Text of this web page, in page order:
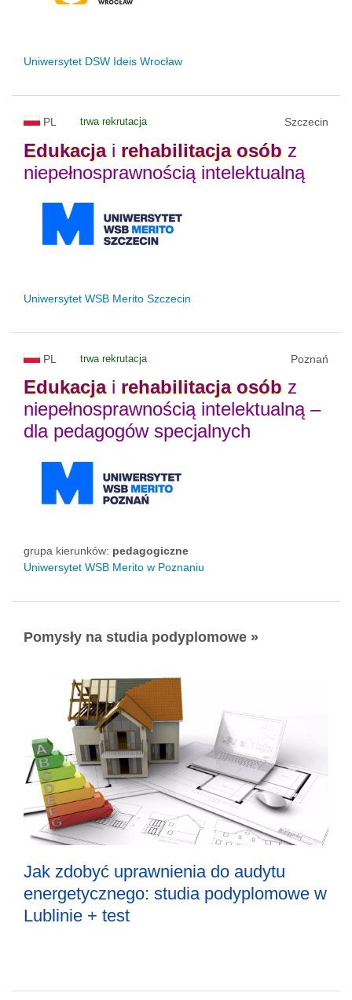
Uniwersytet DSW Ideis Wrocław
PL trwa rekrutacja Szczecin
Edukacjai rehabilitacja osób z
niepełnosprawnością intelektualną
Uniwersytet WSB Merito Szczecin
PL trwa rekrutacja Poznań
Edukacjai rehabilitacja osób z
niepełnosprawnością intelektualną –
dla pedagogów specjalnych
grupa kierunków: pedagogiczne
Uniwersytet WSB Merito w Poznaniu
Pomysły na studia podyplomowe »
Jak zdobyć uprawnienia do audytu
energetycznego: studia podyplomowe w
Lublinie + test